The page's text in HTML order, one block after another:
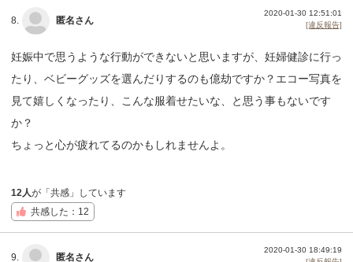
8. 匿名さん
2020-01-30 12:51:01
[違反報告]
妊娠中で思うような行動ができないと思いますが、妊婦健診に行っ
たり、ベビーグッズを選んだりするのも億劫ですか？エコー写真を
見て嬉しくなったり、こんな服着せたいな、と思う事もないです
か？
ちょっと心が疲れてるのかもしれませんよ。
12人が「共感」しています
共感した：12
9. 匿名さん
2020-01-30 18:49:19